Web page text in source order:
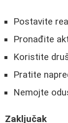
Postavite
Pronađite
Koristite
Pratite
Nemojte
Zaključak